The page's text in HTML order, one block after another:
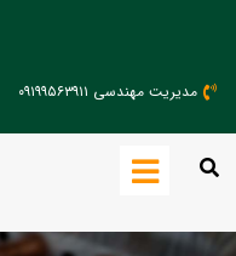
مدیریت مهندسی ۰۹۱۹۹۵۶۳۹۱۱